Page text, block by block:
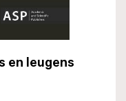
en leugens